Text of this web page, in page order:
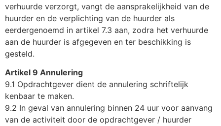
verhuurde verzorgt, vangt de aansprakelijkheid van de
huurder en de verplichting van de huurder als
eerdergenoemd in artikel 7.3 aan, zodra het verhuurde
aan de huurder is afgegeven en ter beschikking is
gesteld.
Artikel 9 Annulering
9.1 Opdrachtgever dient de annulering schriftelijk
kenbaar te maken.
9.2 In geval van annulering binnen 24 uur voor aanvang
van de activiteit door de opdrachtgever / huurder